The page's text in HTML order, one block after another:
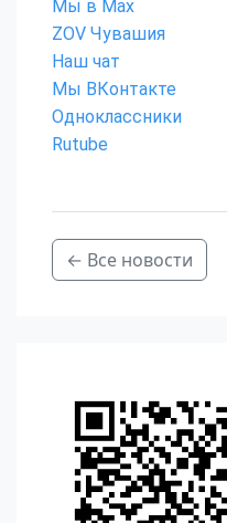
Мы в Max
ZOV Чувашия
Наш чат
Мы ВКонтакте
Одноклассники
Rutube
← Все новости